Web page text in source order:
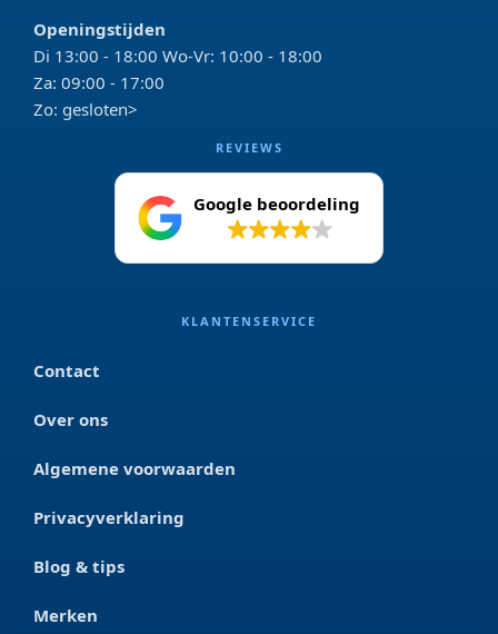
Openingstijden
Di 13:00 - 18:00 Wo-Vr: 10:00 - 18:00
Za: 09:00 - 17:00
Zo: gesloten>
REVIEWS
Google beoordeling
KLANTENSERVICE
Contact
Over ons
Algemene voorwaarden
Privacyverklaring
Blog & tips
Merken